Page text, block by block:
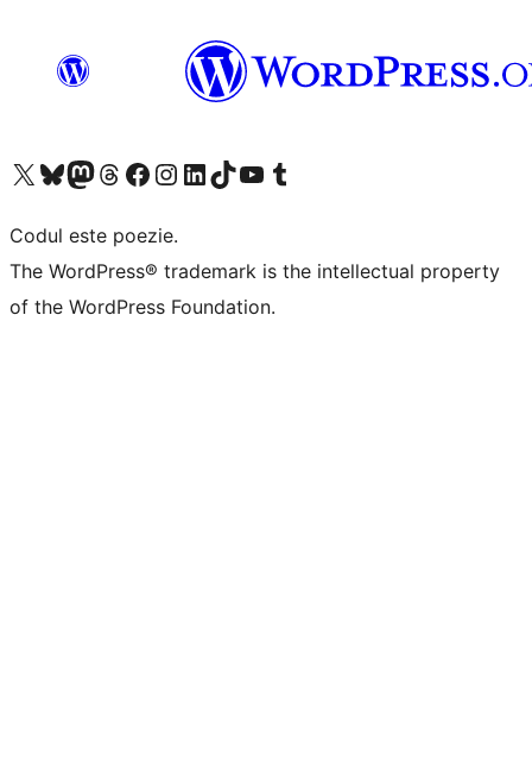
Mergi la contul nostru X (fost Twitter)
Vizitează contul nostru Bluesky
Vizitează contul nostru Mastodon
Vizitează contul nostru Threads
Vizitează pagina noastră Facebook
Vizitează-ne pe Instagram
Vizitează-ne pe LinkedIn
Vizitează contul nostru TikTok
Vizitează canalul nostru YouTube
Vizitează contul nostru Tumblr
Codul este poezie.
The WordPress® trademark is the intellectual property
of the WordPress Foundation.